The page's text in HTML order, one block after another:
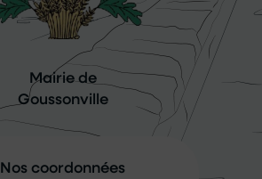
Mairie de
Goussonville
Nos coordonnées